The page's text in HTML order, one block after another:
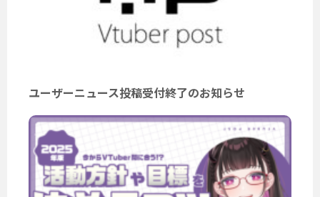
ユーザーニュース投稿受付終了のお知らせ